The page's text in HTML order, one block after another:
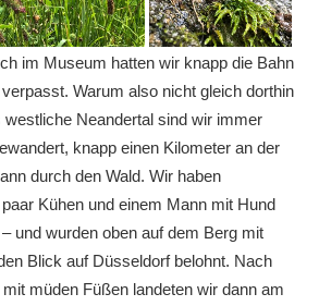
im Museum hatten wir knapp die Bahn
Warum also nicht gleich dorthin
Neandertal sind wir immer
knapp einen Kilometer an der
durch den Wald. Wir haben
Kühen und einem Mann mit Hund
und wurden oben auf dem Berg mit
Blick auf Düsseldorf belohnt. Nach
müden Füßen landeten wir dann am